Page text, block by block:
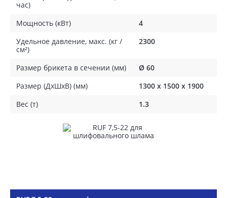
час)
Мощность (кВт)
4
Удельное давление, макс. (кг /
см²)
2300
Размер брикета в сечении (мм)
Ø 60
Размер (ДхШхВ) (мм)
1300 х 1500 х 1900
Вес (т)
1.3